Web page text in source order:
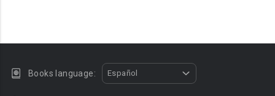
Books language: Español